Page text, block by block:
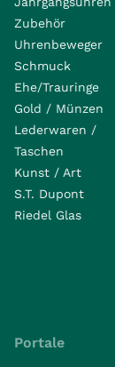
Zubehör
Uhrenbeweger
Schmuck
Ehe/Trauringe
Gold / Münzen
Lederwaren /
Taschen
Kunst / Art
S.T. Dupont
Riedel Glas
Portale